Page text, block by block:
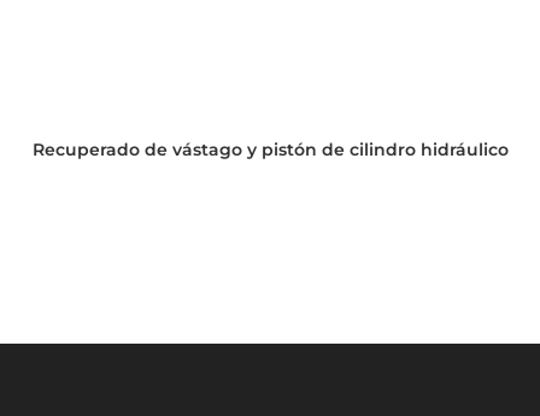
Recuperado de vástago y pistón de cilindro hidráulico